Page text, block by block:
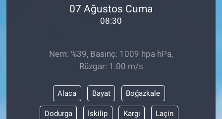
07 Ağustos Cuma
08:30
Nem: %39, Basınç: 1009 hpa hPa,
Rüzgar: 1.00 m/s
Alaca Bayat Boğazkale
Dodurga İskilip Kargı Laçin